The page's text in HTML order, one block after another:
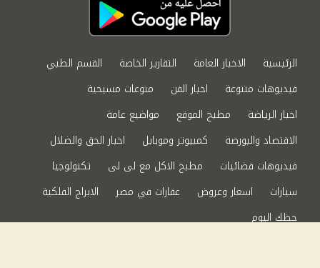
الرئيسية الاخبار العامة التقارير الخاصة
القسم الطبي
فيديوهات متنوعة
اخبار الفن
منوعات مسيحية
اخبار الرياضة
مطبخ الموقع
مواضيع عامة
الاقتصاد والبورصة
كمبيوتر وموبايل
اخبار الحق والضلال
فيديوهات فضائيات
مطبخ الاكل مع لى لى
تكنولوجيا
سيارات
اسعار وعروض عقارات في مصر
الابراج الفلكية
حظك اليوم